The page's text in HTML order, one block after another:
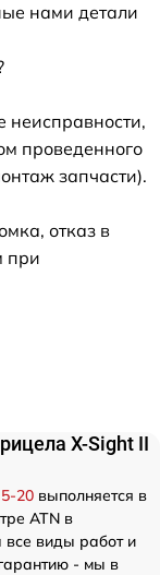
нами детали
неисправности,
проведенного
запчасти).
отказ в
при
X-Sight II
20 выполняется в
ATN в
все виды работ и
- мы в